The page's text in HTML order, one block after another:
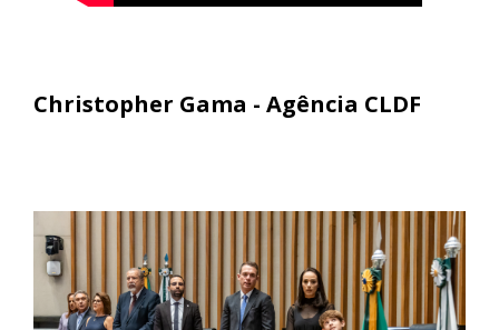
Christopher Gama - Agência CLDF